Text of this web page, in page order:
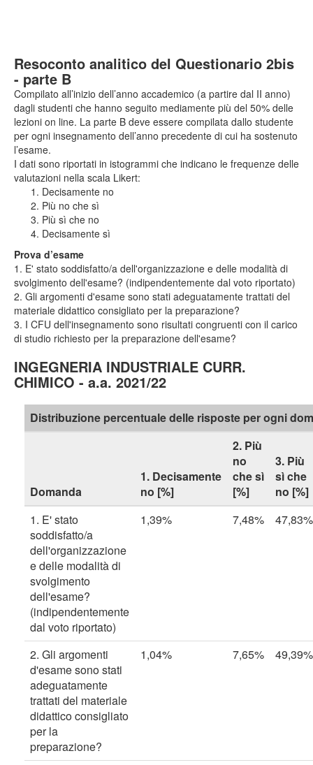
Resoconto analitico del Questionario 2bis
- parte B
Compilato all’inizio dell’anno accademico (a partire dal II anno)
dagli studenti che hanno seguito mediamente più del 50% delle
lezioni on line. La parte B deve essere compilata dallo studente
per ogni insegnamento dell’anno precedente di cui ha sostenuto
l’esame.
I dati sono riportati in istogrammi che indicano le frequenze delle
valutazioni nella scala Likert:
Decisamente no
Più no che sì
Più sì che no
Decisamente sì
Prova d’esame
1. E' stato soddisfatto/a dell'organizzazione e delle modalità di
svolgimento dell'esame? (indipendentemente dal voto riportato)
2. Gli argomenti d'esame sono stati adeguatamente trattati del
materiale didattico consigliato per la preparazione?
3. I CFU dell'insegnamento sono risultati congruenti con il carico
di studio richiesto per la preparazione dell'esame?
INGEGNERIA INDUSTRIALE CURR.
CHIMICO - a.a. 2021/22
Distribuzione percentuale delle risposte per ogni
Domanda
1. Decisamente
no [%]
2. Più
no
che sì
[%]
3. Più
sì che
no [%]
1. E' stato
soddisfatto/a
dell'organizzazione
e delle modalità di
svolgimento
dell'esame?
(indipendentemente
dal voto riportato)
1,39% 7,48% 47,83%
2. Gli argomenti
d'esame sono stati
adeguatamente
trattati del materiale
didattico consigliato
per la
preparazione?
1,04% 7,65% 49,39%